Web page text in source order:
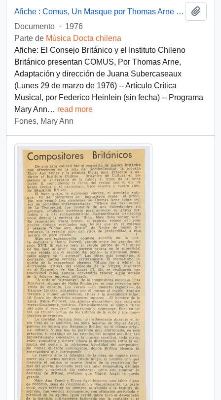
Afiche : Comus, Un Masque por Thomas Arne (1710-1778) Adaptación y Dirección de Juana Subercaseaux
Documento · 1976
Parte de Música Docta chilena
Afiche: El Consejo Británico y el Instituto Chileno
Británico presentan COMUS, Por Thomas Arne,
Adaptación y dirección de Juana Subercaseaux
(Lunes 29 de marzo de 1976) -- Artículo Crítica
Musical, por Federico Heinlein (sin fecha) -- Programa
Mary Ann… read more
Fones, Mary Ann